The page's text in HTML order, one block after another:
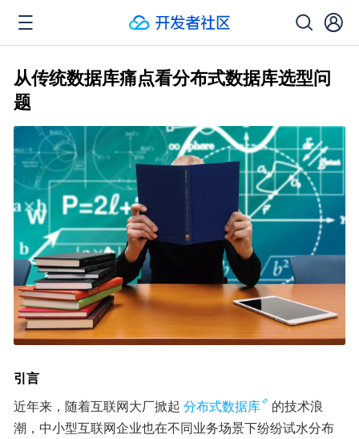
从传统数据库痛点看分布式数据库选型问
题
引言
近年来，随着互联网大厂掀起 分布式数据库
的技术浪
潮，中小型互联网企业也在不同业务场景下纷纷试水分布